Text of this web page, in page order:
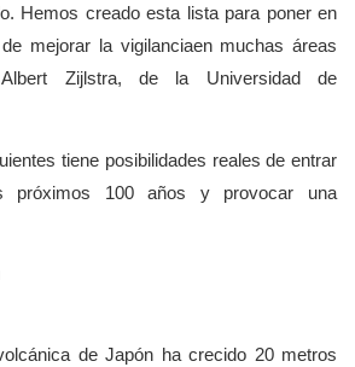
Hemos creado esta lista para poner en
mejorar la vigilanciaen muchas áreas
Zijlstra, de la Universidad de
tiene posibilidades reales de entrar
próximos 100 años y provocar una
de Japón ha crecido 20 metros